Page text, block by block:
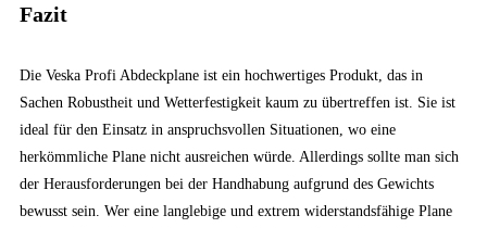
Fazit
Die Veska Profi Abdeckplane ist ein hochwertiges Produkt, das in
Sachen Robustheit und Wetterfestigkeit kaum zu übertreffen ist. Sie ist
ideal für den Einsatz in anspruchsvollen Situationen, wo eine
herkömmliche Plane nicht ausreichen würde. Allerdings sollte man sich
der Herausforderungen bei der Handhabung aufgrund des Gewichts
bewusst sein. Wer eine langlebige und extrem widerstandsfähige Plane